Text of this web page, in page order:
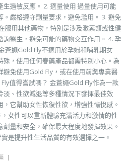
過敏反應。 2. 適量使用 過量使用可能
嚴格遵守劑量要求，避免濫用。 3. 避免
服用其他藥物，特別是涉及激素類或性健
醫生，避免可能的藥物交互作用。 4. 孕
蒼蠅Gold Fly不適用於孕婦和哺乳期女
，使用任何春藥產品都需特別小心。為
避免使用Gold Fly，或在使用前與專業醫
值得嘗試嗎？ 金蒼蠅Gold Fly作為一款
淡、性欲減退等多種情況下發揮最佳效
它幫助女性恢復性欲，增強性愉悅感。
女性可以重新體驗充滿活力和激情的性
量和安全，確保最大程度地發揮效果。
是提升性生活品質的有效選擇之一。